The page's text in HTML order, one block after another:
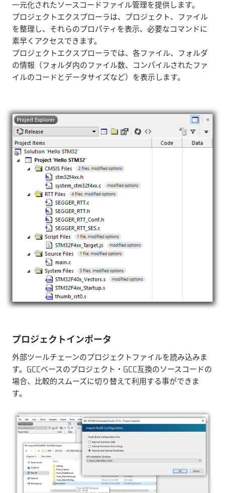
一元化されたソースコードファイル管理を提供します。
プロジェクトエクスプローラは、プロジェクト、ファイル
を整理し、それらのプロパティを表示、必要なコマンドに
素早くアクセスできます。
プロジェクトエクスプローラでは、各ファイル、フォルダ
の情報（フォルダ内のファイル数、コンパイルされたファ
イルのコードとデータサイズなど）を表示します。
プロジェクトインポータ
外部ツールチェーンのプロジェクトファイルを読み込みま
す。GCCベースのプロジェクト・GCC互換のソースコードの
場合、比較的スムーズに切り替えて利用する事ができま
す。